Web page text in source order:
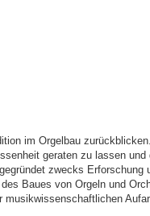
im Orgelbau
geraten zu lassen
zwecks Erforschung
Baues von Orgeln und